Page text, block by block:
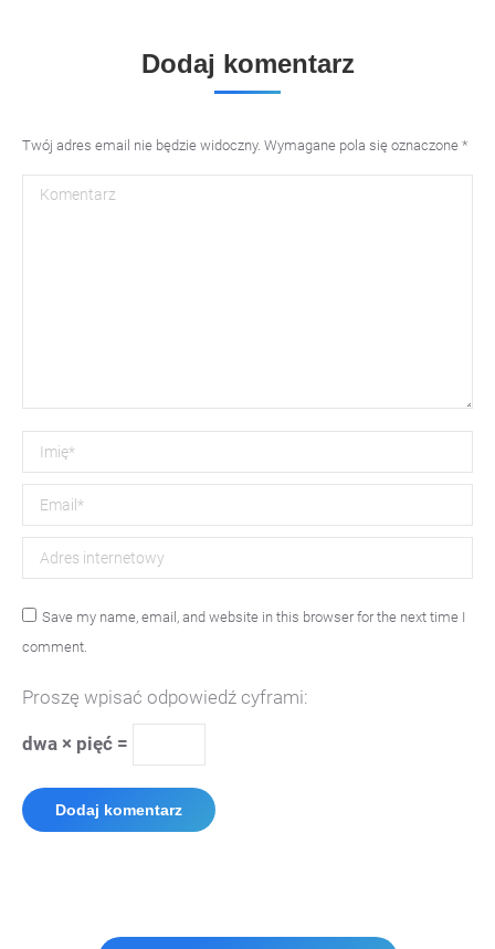
Dodaj komentarz
Twój adres email nie będzie widoczny. Wymagane pola się oznaczone *
Komentarz
Imię *
Email *
Adres internetowy
Save my name, email, and website in this browser for the next time I
comment.
Proszę wpisać odpowiedź cyframi:
dwa × pięć =
Dodaj komentarz